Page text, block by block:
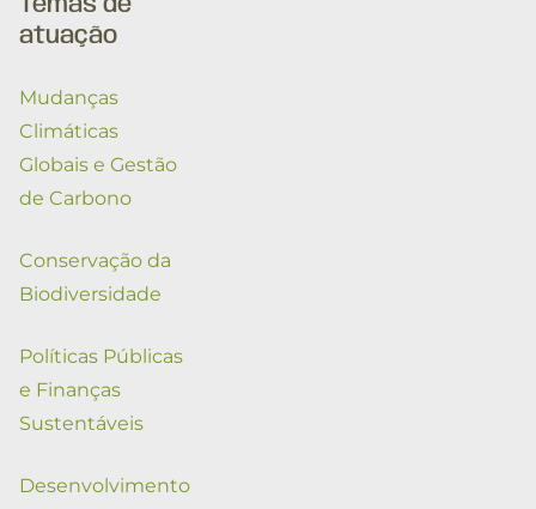
Temas de
atuação
Mudanças
Climáticas
Globais e Gestão
de Carbono
Conservação da
Biodiversidade
Políticas Públicas
e Finanças
Sustentáveis
Desenvolvimento